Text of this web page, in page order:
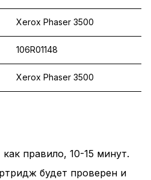
Xerox Phaser 3500
106R01148
Xerox Phaser 3500
правило, 10-15 минут.
будет проверен и